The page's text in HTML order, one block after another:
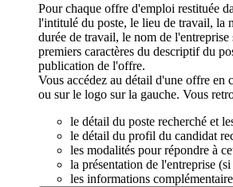
Pour chaque offre d'emploi restituée
l'intitulé du poste, le lieu de travail, la
durée de travail, le nom de l'entreprise
premiers caractères du descriptif du
publication de l'offre.
Vous accédez au détail d'une offre en
ou sur le logo sur la gauche. Vous
le détail du poste recherché et
le détail du profil du candidat
les modalités pour répondre à
la présentation de l'entreprise (si
les informations